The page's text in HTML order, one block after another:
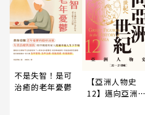
不是失智！是可
治癒的老年憂鬱
【亞洲人物史
12】邁向亞洲世